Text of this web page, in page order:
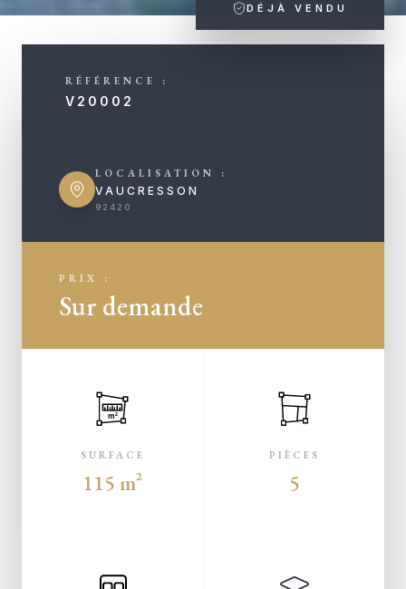
DÉJÀ VENDU
RÉFÉRENCE :
V20002
LOCALISATION :
VAUCRESSON
92420
PRIX :
Sur demande
m²
SURFACE
115 m²
PIÈCES
5